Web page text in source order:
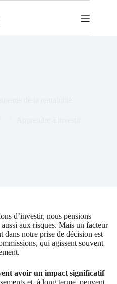
d’investir, nous pensions
aux risques. Mais un facteur
dans notre prise de décision est
qui agissent souvent
avoir un impact significatif
et, à long terme, peuvent